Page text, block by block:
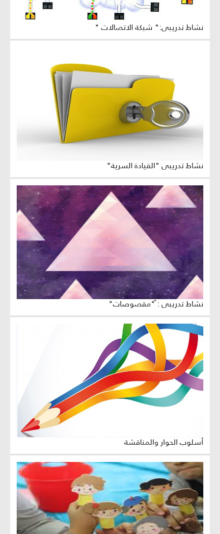
نشاط تدريبي:" شبكة الاتصالات "
نشاط تدريبي "القيادة السرية"
نشاط تدريبي : ّ"مقصوصات"
أسلوب الحوار والمناقشة